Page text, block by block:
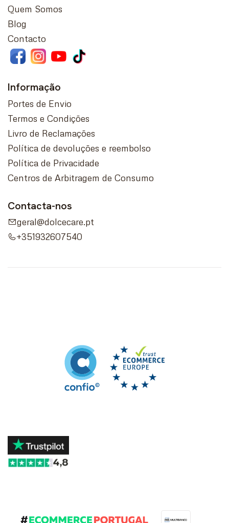
Quem Somos
Blog
Contacto
Informação
Portes de Envio
Termos e Condições
Livro de Reclamações
Política de devoluções e reembolso
Política de Privacidade
Centros de Arbitragem de Consumo
Contacta-nos
geral@dolcecare.pt
+351932607540